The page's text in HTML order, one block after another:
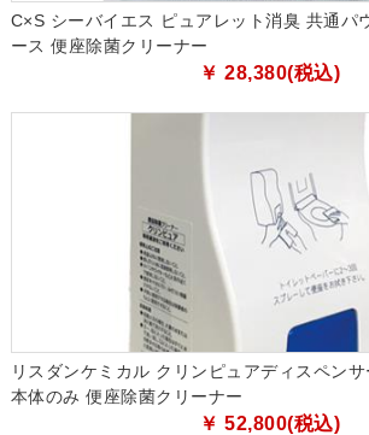
リスダンケミカル クリンピュアディスペン
本体のみ 便座除菌クリーナー
￥ 52,800(税込)
C×S シーバイエス ピュアレット消臭 共通パ
ース 便座除菌クリーナー
￥ 28,380(税込)